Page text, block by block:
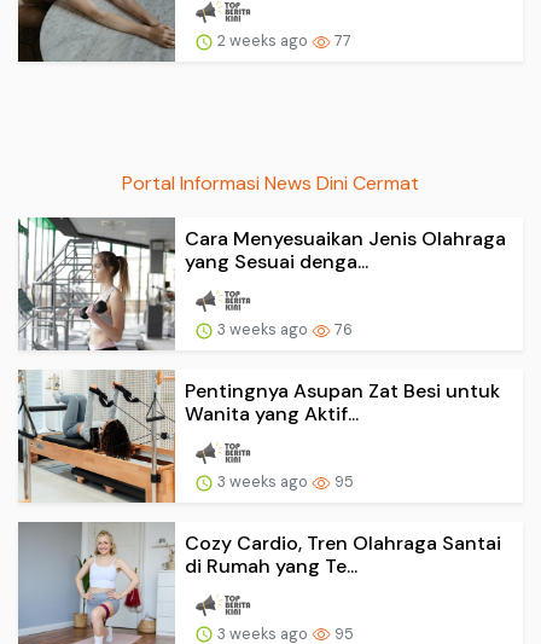
2 weeks ago 77
Portal Informasi News Dini Cermat
Cara Menyesuaikan Jenis Olahraga
yang Sesuai denga...
3 weeks ago 76
Pentingnya Asupan Zat Besi untuk
Wanita yang Aktif...
3 weeks ago 95
Cozy Cardio, Tren Olahraga Santai
di Rumah yang Te...
3 weeks ago 95